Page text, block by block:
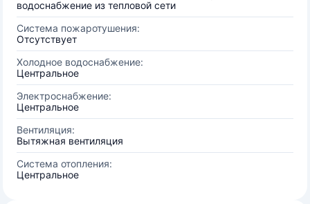
водоснабжение из тепловой сети
Система пожаротушения:
Отсутствует
Холодное водоснабжение:
Центральное
Электроснабжение:
Центральное
Вентиляция:
Вытяжная вентиляция
Система отопления:
Центральное